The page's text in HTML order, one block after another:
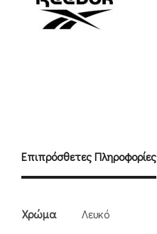
Επιπρόσθετες Πληροφορίες
Χρώμα Λευκό